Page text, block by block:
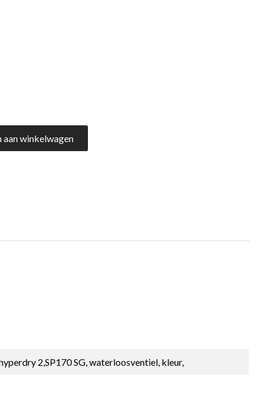
aan winkelwagen
2,SP170 SG, waterloosventiel, kleur,